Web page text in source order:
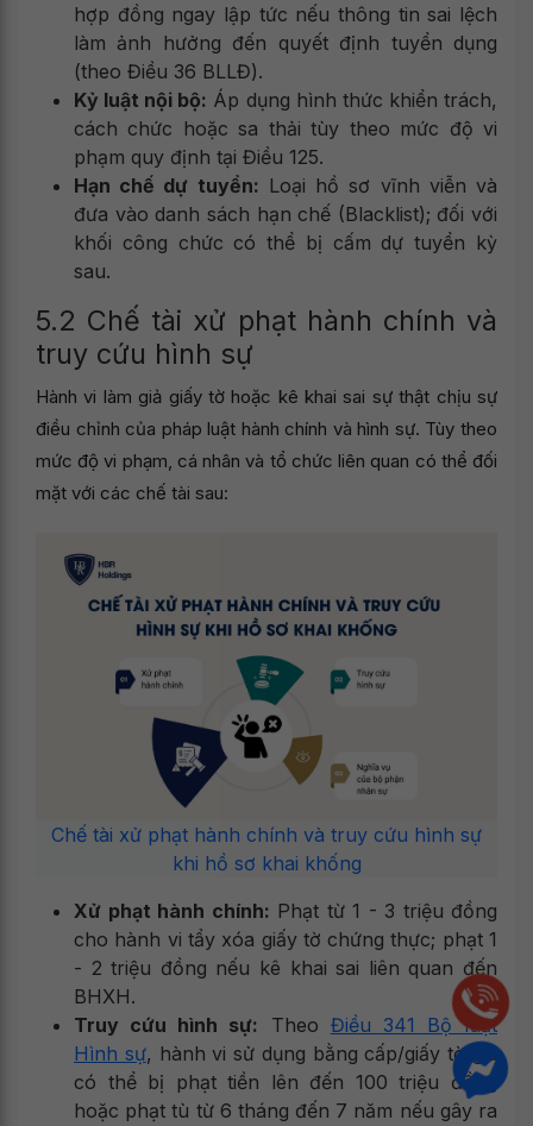
hợp đồng ngay lập tức nếu thông tin sai lệch
làm ảnh hưởng đến quyết định tuyển dụng
(theo Điều 36 BLLĐ).
Kỷ luật nội bộ: Áp dụng hình thức khiển trách,
cách chức hoặc sa thải tùy theo mức độ vi
phạm quy định tại Điều 125.
Hạn chế dự tuyển: Loại hồ sơ vĩnh viễn và
đưa vào danh sách hạn chế (Blacklist); đối với
khối công chức có thể bị cấm dự tuyển kỳ
sau.
5.2 Chế tài xử phạt hành chính và
truy cứu hình sự
Hành vi làm giả giấy tờ hoặc kê khai sai sự thật chịu sự
điều chỉnh của pháp luật hành chính và hình sự. Tùy theo
mức độ vi phạm, cá nhân và tổ chức liên quan có thể đối
mặt với các chế tài sau:
Chế tài xử phạt hành chính và truy cứu hình sự
khi hồ sơ khai khống
Xử phạt hành chính: Phạt từ 1 - 3 triệu đồng
cho hành vi tẩy xóa giấy tờ chứng thực; phạt 1
- 2 triệu đồng nếu kê khai sai liên quan đến
BHXH.
Truy cứu hình sự: Theo Điều 341 Bộ luật
Hình sự, hành vi sử dụng bằng cấp/giấy tờ giả
có thể bị phạt tiền lên đến 100 triệu đồng
hoặc phạt tù từ 6 tháng đến 7 năm nếu gây ra